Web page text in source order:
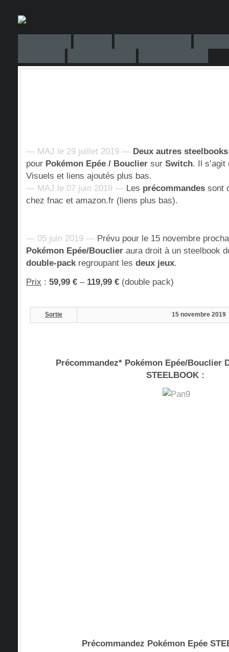
— MAJ le 29 juillet 2019 — Deux autres steelbooks
pour Pokémon Epée / Bouclier sur Switch. Il
Visuels et liens ajoutés plus bas.
— MAJ le 07 juin 2019 — Les précommandes sont
chez fnac et amazon.fr (liens plus bas).
— 05 juin 2019 — Prévu pour le 15 novembre
Pokémon Epée/Bouclier aura droit à un steelbook
double-packregroupant les deux jeux.
Prix : 59,99 € – 119,99 € (double pack)
Sortie 15 novembre 2019
Précommandez* Pokémon Epée/Bouclier
STEELBOOK :
Précommandez Pokémon Epée